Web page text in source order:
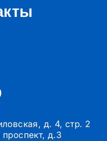
д. 4, стр. 2
д.3